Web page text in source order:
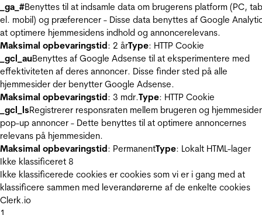
_ga_#Benyttes til at indsamle data om brugerens platform (PC,
el. mobil) og præferencer - Disse data benyttes af Google
at optimere hjemmesidens indhold og annoncerelevans.
Maksimal opbevaringstid: 2 årType: HTTP Cookie
_gcl_auBenyttes af Google Adsense til at eksperimentere med
effektiviteten af deres annoncer. Disse finder sted på alle
hjemmesider der benytter Google Adsense.
Maksimal opbevaringstid: 3 mdr.Type: HTTP Cookie
_gcl_lsRegistrerer responsraten mellem brugeren og
pop-up annoncer - Dette benyttes til at optimere annoncernes
relevans på hjemmesiden.
Maksimal opbevaringstid: PermanentType: Lokalt HTML-lager
Ikke klassificeret 8
Ikke klassificerede cookies er cookies som vi er i gang med at
klassificere sammen med leverandørerne af de enkelte cookies
Clerk.io